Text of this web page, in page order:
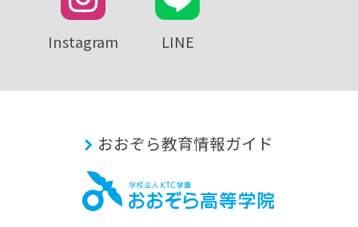
Instagram LINE
おおぞら教育情報ガイド